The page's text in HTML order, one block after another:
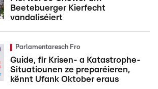
Beetebuerger Kierfecht
vandaliséiert
Parlamentaresch Fro
Guide, fir Krisen- a Katastrophe-
Situatiounen ze preparéieren,
kënnt Ufank Oktober eraus